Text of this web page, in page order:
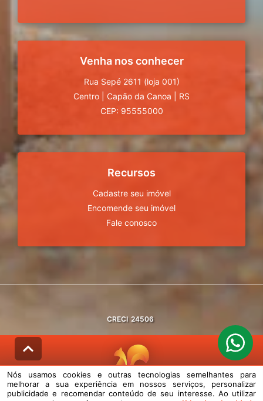
Venha nos conhecer
Rua Sepé 2611 (loja 001)
Centro
Capão da Canoa
RS
CEP: 95555000
Recursos
Cadastre seu imóvel
Encomende seu imóvel
Fale conosco
CRECI 24506
© DESENVOLVIDO PELAAGIL.NET
Nós usamos cookies e outras tecnologias semelhantes para
melhorar a sua experiência em nossos serviços, personalizar
publicidade e recomendar conteúdo de seu interesse. Ao utilizar